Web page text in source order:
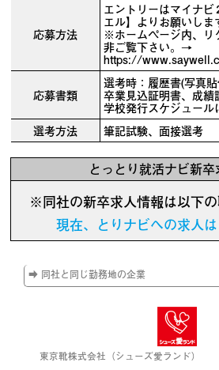
応募方法
エントリーはマイナ
エル】よりお願いしま
※ホームページ内、リ
非ご覧下さい。→
https://
応募書類
選考時：履歴書(写真
卒業見込証明書、成績
学校発行スケジュール
選考方法
筆記試験、面接選考
とっとり就活ナビ新
※同社の新卒求人情報は以下の
現在、とりナビへの求人は
➡ 同社と同じ勤務地の企業
東京靴株式会社（シューズ愛ランド）